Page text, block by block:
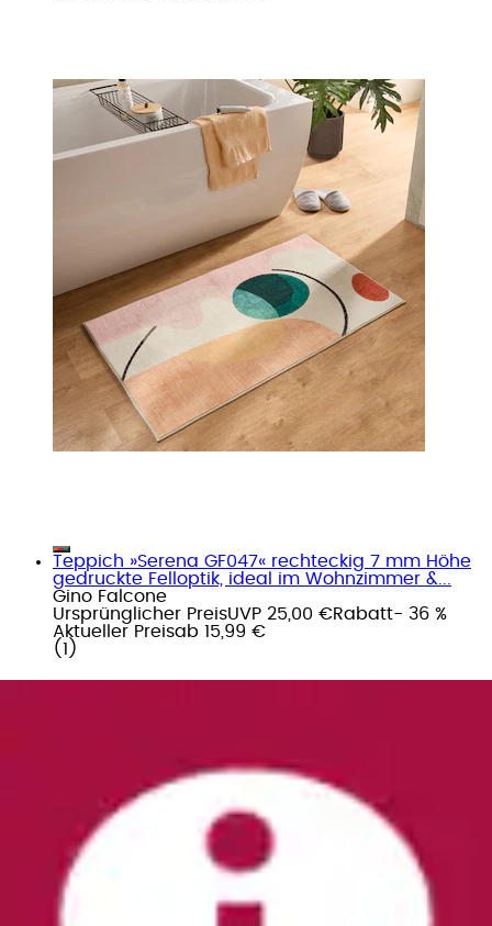
Teppich »Serena GF047« rechteckig 7 mm Höhe
gedruckte Felloptik, ideal im Wohnzimmer &...
Gino Falcone
Ursprünglicher PreisUVP 25,00 €Rabatt- 36 %
Aktueller Preisab 15,99 €
( 1 )